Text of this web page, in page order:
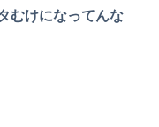
むけになってんな